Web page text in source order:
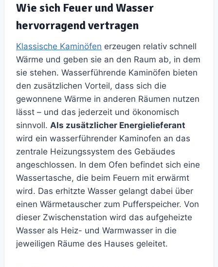
Wie sich Feuer und Wasser
hervorragend vertragen
Klassische Kaminöfen erzeugen relativ schnell
Wärme und geben sie an den Raum ab, in dem
sie stehen. Wasserführende Kaminöfen bieten
den zusätzlichen Vorteil, dass sich die
gewonnene Wärme in anderen Räumen nutzen
lässt – und das jederzeit und ökonomisch
sinnvoll. Als zusätzlicher Energielieferant
wird ein wasserführender Kaminofen an das
zentrale Heizungssystem des Gebäudes
angeschlossen. In dem Ofen befindet sich eine
Wassertasche, die beim Feuern mit erwärmt
wird. Das erhitzte Wasser gelangt dabei über
einen Wärmetauscher zum Pufferspeicher. Von
dieser Zwischenstation wird das aufgeheizte
Wasser als Heiz- und Warmwasser in die
jeweiligen Räume des Hauses geleitet.